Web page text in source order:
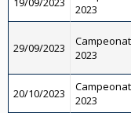
2023
29/09/2023
2023
20/10/2023
2023